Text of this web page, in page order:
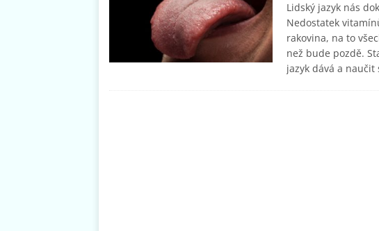
Lidský jazyk nás
Nedostatek
rakovina, na to
než bude pozdě.
jazyk dává a naučit